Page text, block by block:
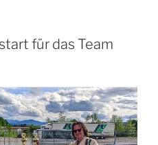
für das Team